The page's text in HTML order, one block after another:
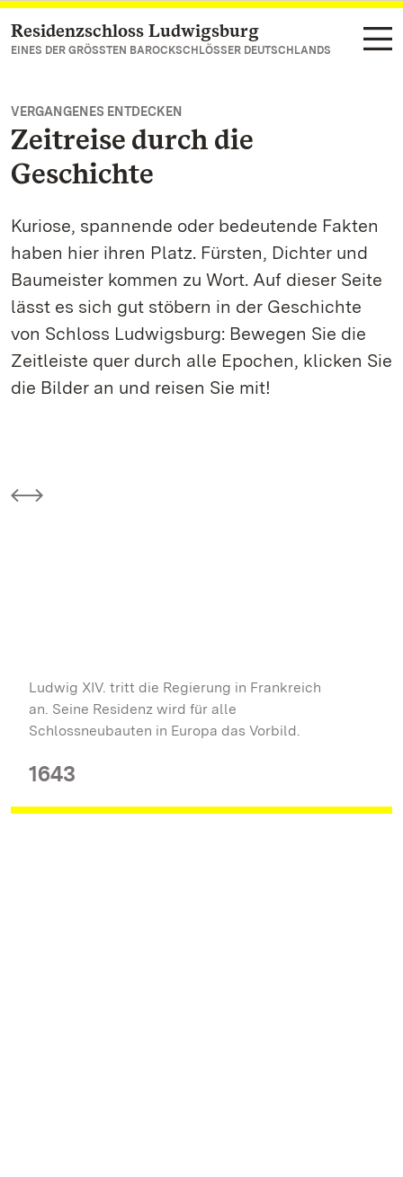
Zum Hauptinhalt springen
Residenzschloss Ludwigsburg
EINES DER GRÖSSTEN BAROCKSCHLÖSSER DEUTSCHLANDS
VERGANGENES ENTDECKEN
Zeitreise durch die
Geschichte
Kuriose, spannende oder bedeutende Fakten
haben hier ihren Platz. Fürsten, Dichter und
Baumeister kommen zu Wort. Auf dieser Seite
lässt es sich gut stöbern in der Geschichte
von Schloss Ludwigsburg: Bewegen Sie die
Zeitleiste quer durch alle Epochen, klicken Sie
die Bilder an und reisen Sie mit!
1643
Ludwig XIV. tritt die Regierung in Frankreich
an. Seine Residenz wird für alle
Schlossneubauten in Europa das Vorbild.